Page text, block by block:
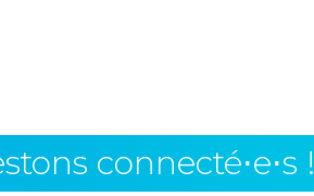
connecté⋅e⋅s !